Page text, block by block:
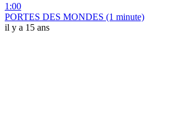
1:00
PORTES DES MONDES (1 minute)
il y a 15 ans